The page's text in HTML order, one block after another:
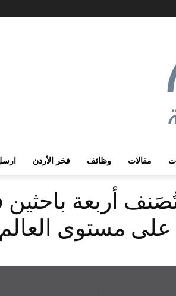
مقالات وظائف فخر الأردن
أربعة باحثين
على مستوى العالم